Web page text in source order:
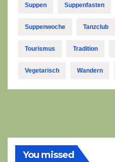
Suppen Suppenfasten
Suppenwoche Tanzclub
Tourismus Tradition
Vegetarisch Wandern
You missed